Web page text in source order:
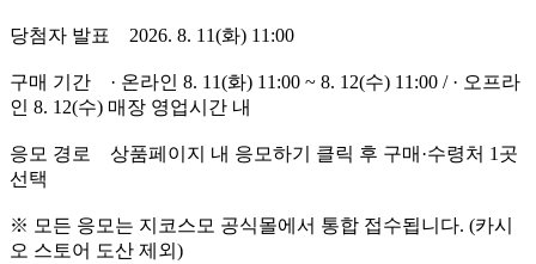
당첨자 발표 2026. 8. 11(화) 11:00
구매 기간 · 온라인 8. 11(화) 11:00 ~ 8. 12(수) 11:00 / · 오프라
인 8. 12(수) 매장 영업시간 내
응모 경로 상품페이지 내 응모하기 클릭 후 구매·수령처 1곳
선택
※ 모든 응모는 지코스모 공식몰에서 통합 접수됩니다. (카시
오 스토어 도산 제외)